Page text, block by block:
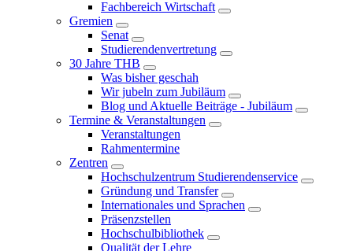
Fachbereich Wirtschaft
Gremien
Senat
Studierendenvertretung
30 Jahre THB
Was bisher geschah
Wir jubeln zum Jubiläum
Blog und Aktuelle Beiträge - Jubiläum
Termine & Veranstaltungen
Veranstaltungen
Rahmentermine
Zentren
Hochschulzentrum Studierendenservice
Gründung und Transfer
Internationales und Sprachen
Präsenzstellen
Hochschulbibliothek
Qualität der Lehre